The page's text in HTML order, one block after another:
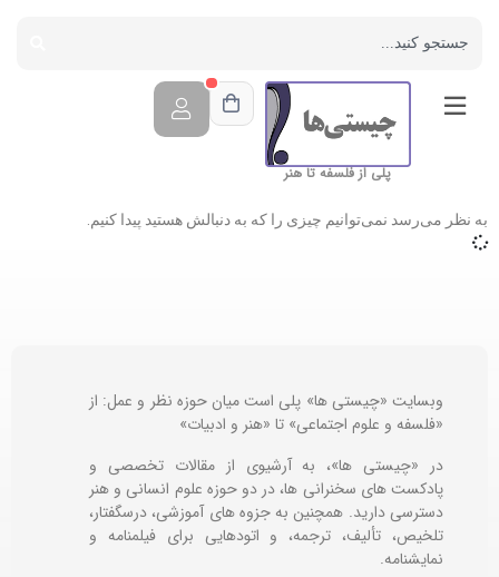
پلی از فلسفه تا هنر
به نظر می‌رسد نمی‌توانیم چیزی را که به دنبالش هستید پیدا کنیم.
وبسایت «چیستی ها» پلی است میان حوزه نظر و عمل: از
«فلسفه و علوم اجتماعی» تا «هنر و ادبیات»
در «چیستی ها»، به آرشیوی از مقالات تخصصی و
پادکست های سخنرانی ها، در دو حوزه علوم انسانی و هنر
دسترسی دارید. همچنین به جزوه های آموزشی، درسگفتار،
تلخیص، تألیف، ترجمه، و اتودهایی برایفیلمنامه و
نمایشنامه.